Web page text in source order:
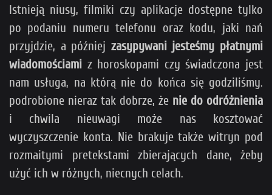
Istnieją niusy, filmiki czy aplikacje dostępne tylko
po podaniu numeru telefonu oraz kodu, jaki nań
przyjdzie, a później zasypywani jesteśmy płatnymi
wiadomościami z horoskopami czy świadczona jest
nam usługa, na którą nie do końca się godziliśmy.
podrobione nieraz tak dobrze, że nie do odróżnienia
i chwila nieuwagi może nas kosztować
wyczyszczenie konta. Nie brakuje także witryn pod
rozmaitymi pretekstami zbierających dane, żeby
użyć ich w różnych, niecnych celach.